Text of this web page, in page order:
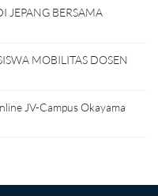
JEPANG BERSAMA
MOBILITAS DOSEN
JV-Campus Okayama